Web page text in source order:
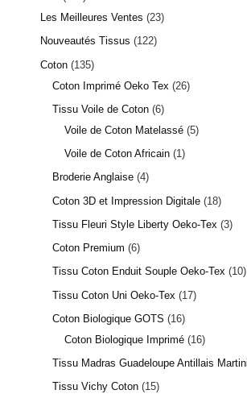
Les Meilleures Ventes 23
Nouveautés Tissus
122
Coton 135
Coton Imprimé Oeko Tex
26
Tissu Voile de Coton 6
Voile de Coton Matelassé 5
Voile de Coton Africain 1
Broderie Anglaise 4
Coton 3D et Impression Digitale 18
Tissu Fleuri Style Liberty Oeko-Tex 3
Coton Premium 6
Tissu Coton Enduit Souple Oeko-Tex
10
Tissu Coton Uni Oeko-Tex
17
Coton Biologique GOTS
16
Coton Biologique Imprimé 16
Tissu Madras Guadeloupe Antillais
Tissu Vichy Coton 15